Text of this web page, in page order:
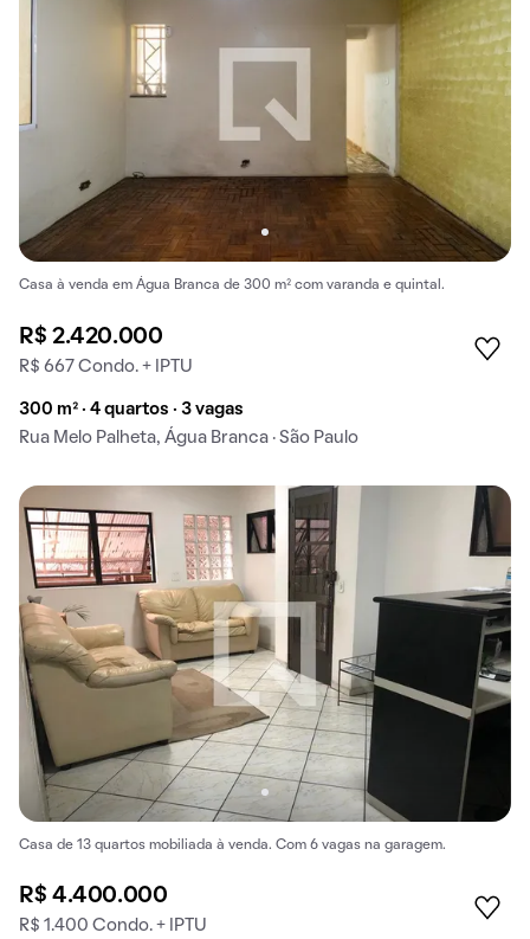
Casa à venda em Água Branca de 300 m² com varanda e quintal.
R$ 2.420.000
R$ 667 Condo. + IPTU
300 m² · 4 quartos · 3 vagas
Rua Melo Palheta, Água Branca · São Paulo
Casa de 13 quartos mobiliada à venda. Com 6 vagas na garagem.
R$ 4.400.000
R$ 1.400 Condo. + IPTU